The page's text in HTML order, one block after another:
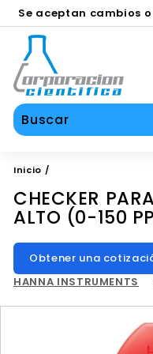
directamente
contenido
SERVICIOS
Se aceptan cambios
en equipos contra
C
O
C
I
S
Inicio /
CHECKER
ALTO (0-150
Obtener una
HANNA INSTRUMENTS